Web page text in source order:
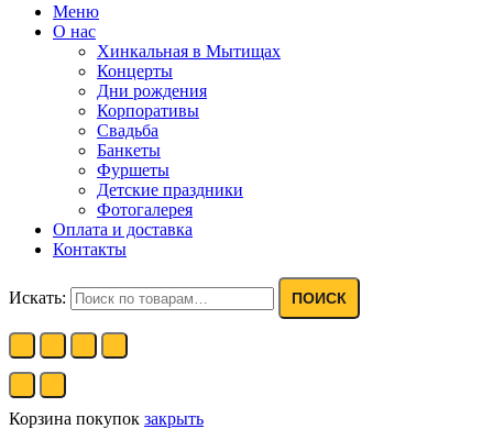
Меню
О нас
Хинкальная в Мытищах
Концерты
Дни рождения
Корпоративы
Свадьба
Банкеты
Фуршеты
Детские праздники
Фотогалерея
Оплата и доставка
Контакты
Искать: ПОИСК
Корзина покупок закрыть